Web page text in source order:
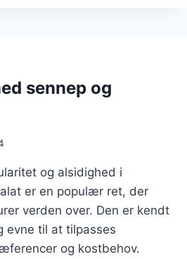
sennep og
og alsidighed i
er en populær ret, der
verden over. Den er kendt
evne til at tilpasses
og kostbehov.